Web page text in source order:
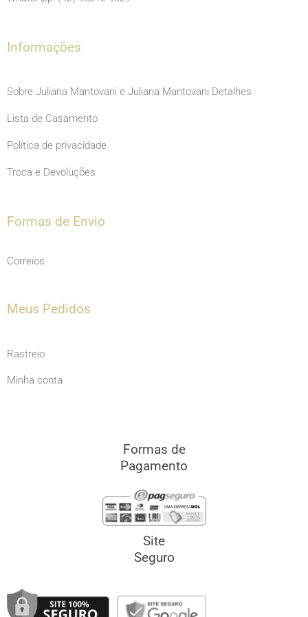
m
Informações
Sobre Juliana Mantovani e Juliana Mantovani Detalhes
Lista de Casamento
Política de privacidade
Troca e Devoluções
Formas de Envio
Correios
Meus Pedidos
Rastreio
Minha conta
Formas de
Pagamento
Site
Seguro